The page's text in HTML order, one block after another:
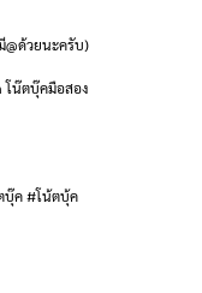
@ด้วยนะครับ)
โน๊ตบุ๊คมือสอง
บุ๊ค #โน้ตบุ้ค